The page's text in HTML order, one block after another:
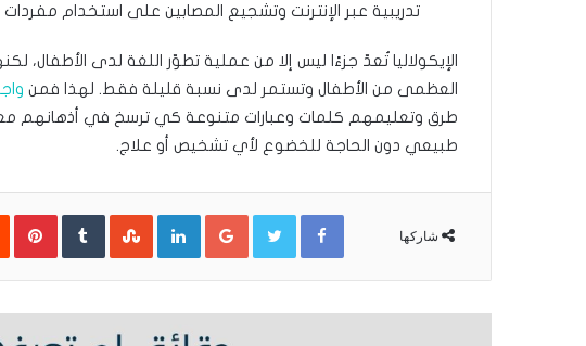
تدريبية عبر الإنترنت وتشجيع المصابين على استخدام
الإيكولاليا تُعدّ جزءًا ليس إلا من عملية تطوّر اللغة لدى الأطفال،
العظمى من الأطفال وتستمر لدى نسبة قليلة فقط. لهذا فمن
طرق وتعليمهم كلمات وعبارات متنوعة كي ترسخ في أذهانهم مع
طبيعي دون الحاجة للخضوع لأي تشخيص أو علاج.
شاركها
Facebook
Twitter
Google+
LinkedIn
‏StumbleUpon
‏Tumblr